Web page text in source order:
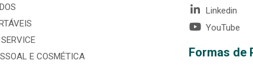
E COSMÉTICA
Linkedin
YouTube
Formas de